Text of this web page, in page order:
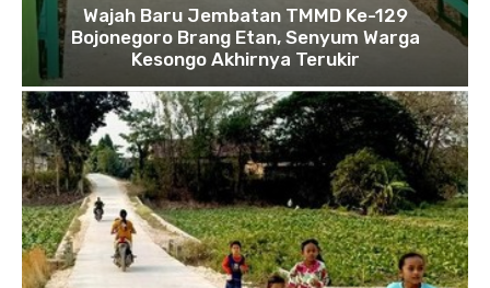
Wajah Baru Jembatan TMMD Ke-129
Bojonegoro Brang Etan, Senyum Warga
Kesongo Akhirnya Terukir